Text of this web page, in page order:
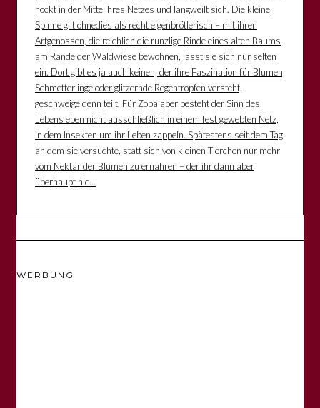
hockt in der Mitte ihres Netzes und langweilt sich. Die kleine
Spinne gilt ohnedies als recht eigenbrötlerisch – mit ihren
Artgenossen, die reichlich die runzlige Rinde eines alten Baums
am Rande der Waldwiese bewohnen, lässt sie sich nur selten
ein. Dort gibt es ja auch keinen, der ihre Faszination für Blumen,
Schmetterlinge oder glitzernde Regentropfen versteht,
geschweige denn teilt. Für Zoba aber besteht der Sinn des
Lebens eben nicht ausschließlich in einem fest gewebten Netz,
in dem Insekten um ihr Leben zappeln. Spätestens seit dem Tag,
an dem sie versuchte, statt sich von kleinen Tierchen nur mehr
vom Nektar der Blumen zu ernähren – der ihr dann aber
überhaupt nic...
WERBUNG